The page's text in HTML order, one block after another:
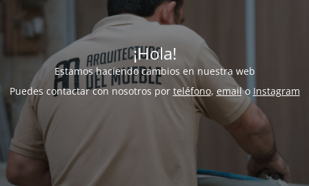
¡Hola!
Estamos haciendo cambios en nuestra web
Puedes contactar con nosotros por teléfono, emailo Instagram